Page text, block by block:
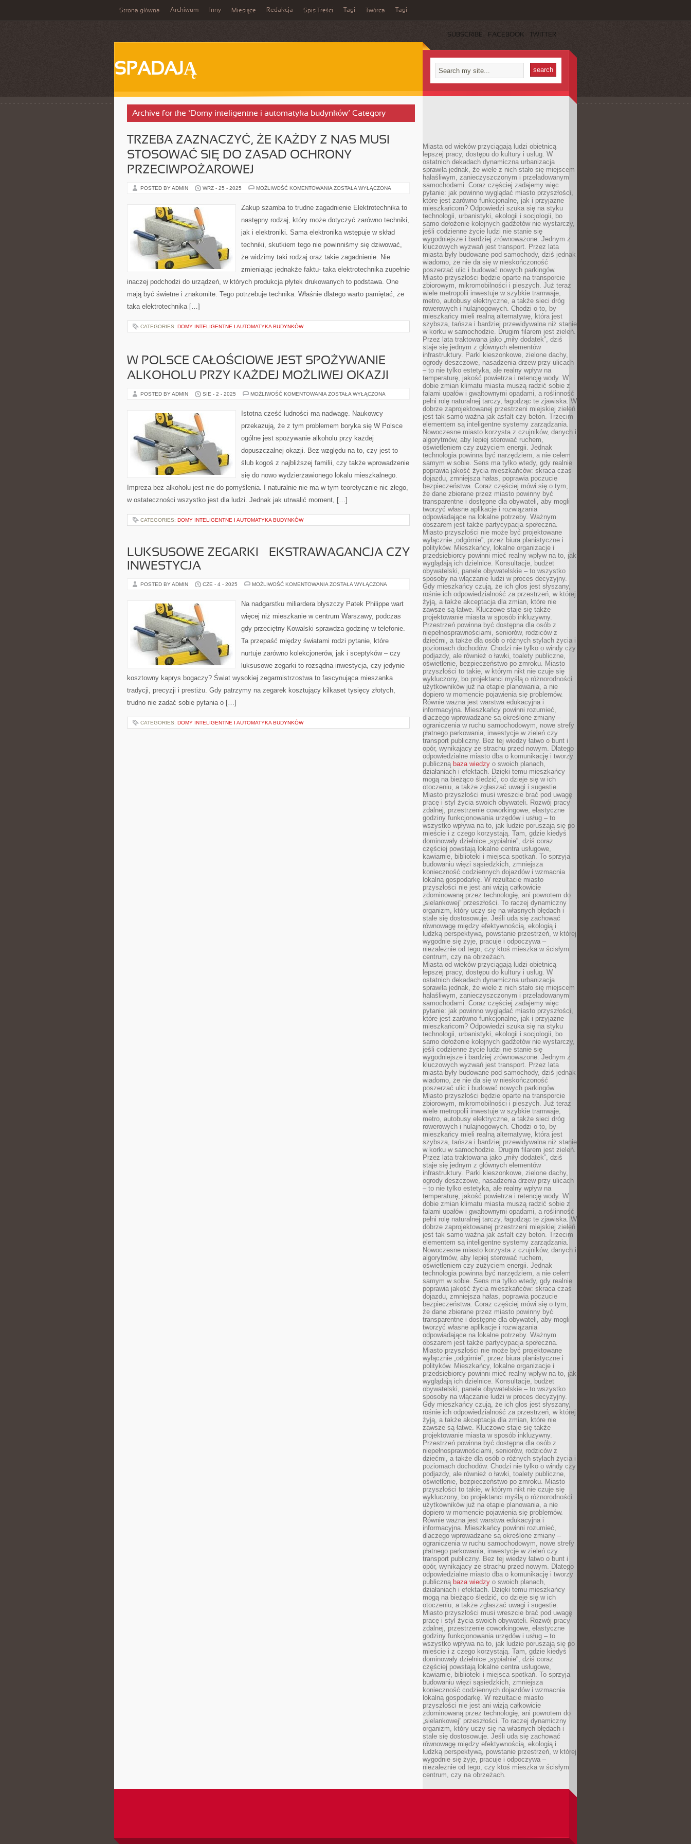
Strona główna Archiwum Inny Miesiące Redakcja Spis Treści Tagi Twórca Tagi
SUBSCRIBE FACEBOOK TWITTER
SPADAJĄ
Archive for the ‘Domy inteligentne i automatyka budynków’ Category
TRZEBA ZAZNACZYĆ, ŻE KAŻDY Z NAS MUSI
STOSOWAĆ SIĘ DO ZASAD OCHRONY
PRZECIWPOŻAROWEJ
POSTED BY ADMIN WRZ - 25 - 2025 MOŻLIWOŚĆ KOMENTOWANIA TRZEBA
KAŻDY
Z
MUSI
SIĘ
ZASAD
OCHRONY
PRZECIWPOŻAROWEJ
ZOSTAŁA WYŁĄCZONA
Zakup szamba to trudne zagadnienie Elektrotechnika to
następny rodzaj, który może dotyczyć zarówno techniki,
jak i elektroniki. Sama elektronika wstępuje w skład
techniki, skutkiem tego nie powinniśmy się dziwować,
że widzimy taki rodzaj oraz takie zagadnienie. Nie
zmieniając jednakże faktu- taka elektrotechnika zupełnie
inaczej podchodzi do urządzeń, w których produkcja płytek drukowanych to podstawa. One
mają być świetne i znakomite. Tego potrzebuje technika. Właśnie dlatego warto pamiętać, że
taka elektrotechnika […]
CATEGORIES: DOMY INTELIGENTNE I AUTOMATYKA BUDYNKÓW
W POLSCE CAŁOŚCIOWE JEST SPOŻYWANIE
ALKOHOLU PRZY KAŻDEJ MOŻLIWEJ OKAZJI
POSTED BY ADMIN SIE - 2 - 2025 MOŻLIWOŚĆ KOMENTOWANIA W
JEST
SPOŻYWANIE
PRZY
MOŻLIWEJ
ZOSTAŁA WYŁĄCZONA
Istotna cześć ludności ma nadwagę. Naukowcy
przekazują, że z tym problemem boryka się W Polsce
ogólne jest spożywanie alkoholu przy każdej
dopuszczalnej okazji. Bez względu na to, czy jest to
ślub kogoś z najbliższej familii, czy także wprowadzenie
się do nowo wydzierżawionego lokalu mieszkalnego.
Impreza bez alkoholu jest nie do pomyślenia. I naturalnie nie ma w tym teoretycznie nic złego,
w ostateczności wszystko jest dla ludzi. Jednak jak utrwalić moment, […]
CATEGORIES: DOMY INTELIGENTNE I AUTOMATYKA BUDYNKÓW
LUKSUSOWE ZEGARKI – EKSTRAWAGANCJA CZY
INWESTYCJA
POSTED BY ADMIN CZE - 4 - 2025 MOŻLIWOŚĆ KOMENTOWANIA LUKSUSOWE
EKSTRAWAGANCJA
CZY
ZOSTAŁA WYŁĄCZONA
Na nadgarstku miliardera błyszczy Patek Philippe wart
więcej niż mieszkanie w centrum Warszawy, podczas
gdy przeciętny Kowalski sprawdza godzinę w telefonie.
Ta przepaść między światami rodzi pytanie, które
nurtuje zarówno kolekcjonerów, jak i sceptyków – czy
luksusowe zegarki to rozsądna inwestycja, czy jedynie
kosztowny kaprys bogaczy? Świat wysokiej zegarmistrzostwa to fascynująca mieszanka
tradycji, precyzji i prestiżu. Gdy patrzymy na zegarek kosztujący kilkaset tysięcy złotych,
trudno nie zadać sobie pytania o […]
CATEGORIES: DOMY INTELIGENTNE I AUTOMATYKA BUDYNKÓW
Miasta od wieków przyciągają ludzi obietnicą
lepszej pracy, dostępu do kultury i usług. W
ostatnich dekadach dynamiczna urbanizacja
sprawiła jednak, że wiele z nich stało się miejscem
hałaśliwym, zanieczyszczonym i przeładowanym
samochodami. Coraz częściej zadajemy więc
pytanie: jak powinno wyglądać miasto przyszłości,
które jest zarówno funkcjonalne, jak i przyjazne
mieszkańcom? Odpowiedzi szuka się na styku
technologii, urbanistyki, ekologii i socjologii, bo
samo dołożenie kolejnych gadżetów nie wystarczy,
jeśli codzienne życie ludzi nie stanie się
wygodniejsze i bardziej zrównoważone. Jednym z
kluczowych wyzwań jest transport. Przez lata
miasta były budowane pod samochody, dziś jednak
wiadomo, że nie da się w nieskończoność
poszerzać ulic i budować nowych parkingów.
Miasto przyszłości będzie oparte na transporcie
zbiorowym, mikromobilności i pieszych. Już teraz
wiele metropolii inwestuje w szybkie tramwaje,
metro, autobusy elektryczne, a także sieci dróg
rowerowych i hulajnogowych. Chodzi o to, by
mieszkańcy mieli realną alternatywę, która jest
szybsza, tańsza i bardziej przewidywalna niż stanie
w korku w samochodzie. Drugim filarem jest zieleń.
Przez lata traktowana jako „miły dodatek”, dziś
staje się jednym z głównych elementów
infrastruktury. Parki kieszonkowe, zielone dachy,
ogrody deszczowe, nasadzenia drzew przy ulicach
– to nie tylko estetyka, ale realny wpływ na
temperaturę, jakość powietrza i retencję wody. W
dobie zmian klimatu miasta muszą radzić sobie z
falami upałów i gwałtownymi opadami, a roślinność
pełni rolę naturalnej tarczy, łagodząc te zjawiska. W
dobrze zaprojektowanej przestrzeni miejskiej zieleń
jest tak samo ważna jak asfalt czy beton. Trzecim
elementem są inteligentne systemy zarządzania.
Nowoczesne miasto korzysta z czujników, danych i
algorytmów, aby lepiej sterować ruchem,
oświetleniem czy zużyciem energii. Jednak
technologia powinna być narzędziem, a nie celem
samym w sobie. Sens ma tylko wtedy, gdy realnie
poprawia jakość życia mieszkańców: skraca czas
dojazdu, zmniejsza hałas, poprawia poczucie
bezpieczeństwa. Coraz częściej mówi się o tym,
że dane zbierane przez miasto powinny być
transparentne i dostępne dla obywateli, aby mogli
tworzyć własne aplikacje i rozwiązania
odpowiadające na lokalne potrzeby. Ważnym
obszarem jest także partycypacja społeczna.
Miasto przyszłości nie może być projektowane
wyłącznie „odgórnie”, przez biura planistyczne i
polityków. Mieszkańcy, lokalne organizacje i
przedsiębiorcy powinni mieć realny wpływ na to, jak
wyglądają ich dzielnice. Konsultacje, budżet
obywatelski, panele obywatelskie – to wszystko
sposoby na włączanie ludzi w proces decyzyjny.
Gdy mieszkańcy czują, że ich głos jest słyszany,
rośnie ich odpowiedzialność za przestrzeń, w której
żyją, a także akceptacja dla zmian, które nie
zawsze są łatwe. Kluczowe staje się także
projektowanie miasta w sposób inkluzywny.
Przestrzeń powinna być dostępna dla osób z
niepełnosprawnościami, seniorów, rodziców z
dziećmi, a także dla osób o różnych stylach życia i
poziomach dochodów. Chodzi nie tylko o windy czy
podjazdy, ale również o ławki, toalety publiczne,
oświetlenie, bezpieczeństwo po zmroku. Miasto
przyszłości to takie, w którym nikt nie czuje się
wykluczony, bo projektanci myślą o różnorodności
użytkowników już na etapie planowania, a nie
dopiero w momencie pojawienia się problemów.
Równie ważna jest warstwa edukacyjna i
informacyjna. Mieszkańcy powinni rozumieć,
dlaczego wprowadzane są określone zmiany –
ograniczenia w ruchu samochodowym, nowe strefy
płatnego parkowania, inwestycje w zieleń czy
transport publiczny. Bez tej wiedzy łatwo o bunt i
opór, wynikający ze strachu przed nowym. Dlatego
odpowiedzialne miasto dba o komunikację i tworzy
publiczną baza wiedzy o swoich planach,
działaniach i efektach. Dzięki temu mieszkańcy
mogą na bieżąco śledzić, co dzieje się w ich
otoczeniu, a także zgłaszać uwagi i sugestie.
Miasto przyszłości musi wreszcie brać pod uwagę
pracę i styl życia swoich obywateli. Rozwój pracy
zdalnej, przestrzenie coworkingowe, elastyczne
godziny funkcjonowania urzędów i usług – to
wszystko wpływa na to, jak ludzie poruszają się po
mieście i z czego korzystają. Tam, gdzie kiedyś
dominowały dzielnice „sypialnie”, dziś coraz
częściej powstają lokalne centra usługowe,
kawiarnie, biblioteki i miejsca spotkań. To sprzyja
budowaniu więzi sąsiedzkich, zmniejsza
konieczność codziennych dojazdów i wzmacnia
lokalną gospodarkę. W rezultacie miasto
przyszłości nie jest ani wizją całkowicie
zdominowaną przez technologię, ani powrotem do
„sielankowej” przeszłości. To raczej dynamiczny
organizm, który uczy się na własnych błędach i
stale się dostosowuje. Jeśli uda się zachować
równowagę między efektywnością, ekologią i
ludzką perspektywą, powstanie przestrzeń, w której
wygodnie się żyje, pracuje i odpoczywa –
niezależnie od tego, czy ktoś mieszka w ścisłym
centrum, czy na obrzeżach.
Miasta od wieków przyciągają ludzi obietnicą
lepszej pracy, dostępu do kultury i usług. W
ostatnich dekadach dynamiczna urbanizacja
sprawiła jednak, że wiele z nich stało się miejscem
hałaśliwym, zanieczyszczonym i przeładowanym
samochodami. Coraz częściej zadajemy więc
pytanie: jak powinno wyglądać miasto przyszłości,
które jest zarówno funkcjonalne, jak i przyjazne
mieszkańcom? Odpowiedzi szuka się na styku
technologii, urbanistyki, ekologii i socjologii, bo
samo dołożenie kolejnych gadżetów nie wystarczy,
jeśli codzienne życie ludzi nie stanie się
wygodniejsze i bardziej zrównoważone. Jednym z
kluczowych wyzwań jest transport. Przez lata
miasta były budowane pod samochody, dziś jednak
wiadomo, że nie da się w nieskończoność
poszerzać ulic i budować nowych parkingów.
Miasto przyszłości będzie oparte na transporcie
zbiorowym, mikromobilności i pieszych. Już teraz
wiele metropolii inwestuje w szybkie tramwaje,
metro, autobusy elektryczne, a także sieci dróg
rowerowych i hulajnogowych. Chodzi o to, by
mieszkańcy mieli realną alternatywę, która jest
szybsza, tańsza i bardziej przewidywalna niż stanie
w korku w samochodzie. Drugim filarem jest zieleń.
Przez lata traktowana jako „miły dodatek”, dziś
staje się jednym z głównych elementów
infrastruktury. Parki kieszonkowe, zielone dachy,
ogrody deszczowe, nasadzenia drzew przy ulicach
– to nie tylko estetyka, ale realny wpływ na
temperaturę, jakość powietrza i retencję wody. W
dobie zmian klimatu miasta muszą radzić sobie z
falami upałów i gwałtownymi opadami, a roślinność
pełni rolę naturalnej tarczy, łagodząc te zjawiska. W
dobrze zaprojektowanej przestrzeni miejskiej zieleń
jest tak samo ważna jak asfalt czy beton. Trzecim
elementem są inteligentne systemy zarządzania.
Nowoczesne miasto korzysta z czujników, danych i
algorytmów, aby lepiej sterować ruchem,
oświetleniem czy zużyciem energii. Jednak
technologia powinna być narzędziem, a nie celem
samym w sobie. Sens ma tylko wtedy, gdy realnie
poprawia jakość życia mieszkańców: skraca czas
dojazdu, zmniejsza hałas, poprawia poczucie
bezpieczeństwa. Coraz częściej mówi się o tym,
że dane zbierane przez miasto powinny być
transparentne i dostępne dla obywateli, aby mogli
tworzyć własne aplikacje i rozwiązania
odpowiadające na lokalne potrzeby. Ważnym
obszarem jest także partycypacja społeczna.
Miasto przyszłości nie może być projektowane
wyłącznie „odgórnie”, przez biura planistyczne i
polityków. Mieszkańcy, lokalne organizacje i
przedsiębiorcy powinni mieć realny wpływ na to, jak
wyglądają ich dzielnice. Konsultacje, budżet
obywatelski, panele obywatelskie – to wszystko
sposoby na włączanie ludzi w proces decyzyjny.
Gdy mieszkańcy czują, że ich głos jest słyszany,
rośnie ich odpowiedzialność za przestrzeń, w której
żyją, a także akceptacja dla zmian, które nie
zawsze są łatwe. Kluczowe staje się także
projektowanie miasta w sposób inkluzywny.
Przestrzeń powinna być dostępna dla osób z
niepełnosprawnościami, seniorów, rodziców z
dziećmi, a także dla osób o różnych stylach życia i
poziomach dochodów. Chodzi nie tylko o windy czy
podjazdy, ale również o ławki, toalety publiczne,
oświetlenie, bezpieczeństwo po zmroku. Miasto
przyszłości to takie, w którym nikt nie czuje się
wykluczony, bo projektanci myślą o różnorodności
użytkowników już na etapie planowania, a nie
dopiero w momencie pojawienia się problemów.
Równie ważna jest warstwa edukacyjna i
informacyjna. Mieszkańcy powinni rozumieć,
dlaczego wprowadzane są określone zmiany –
ograniczenia w ruchu samochodowym, nowe strefy
płatnego parkowania, inwestycje w zieleń czy
transport publiczny. Bez tej wiedzy łatwo o bunt i
opór, wynikający ze strachu przed nowym. Dlatego
odpowiedzialne miasto dba o komunikację i tworzy
publiczną baza wiedzy o swoich planach,
działaniach i efektach. Dzięki temu mieszkańcy
mogą na bieżąco śledzić, co dzieje się w ich
otoczeniu, a także zgłaszać uwagi i sugestie.
Miasto przyszłości musi wreszcie brać pod uwagę
pracę i styl życia swoich obywateli. Rozwój pracy
zdalnej, przestrzenie coworkingowe, elastyczne
godziny funkcjonowania urzędów i usług – to
wszystko wpływa na to, jak ludzie poruszają się po
mieście i z czego korzystają. Tam, gdzie kiedyś
dominowały dzielnice „sypialnie”, dziś coraz
częściej powstają lokalne centra usługowe,
kawiarnie, biblioteki i miejsca spotkań. To sprzyja
budowaniu więzi sąsiedzkich, zmniejsza
konieczność codziennych dojazdów i wzmacnia
lokalną gospodarkę. W rezultacie miasto
przyszłości nie jest ani wizją całkowicie
zdominowaną przez technologię, ani powrotem do
„sielankowej” przeszłości. To raczej dynamiczny
organizm, który uczy się na własnych błędach i
stale się dostosowuje. Jeśli uda się zachować
równowagę między efektywnością, ekologią i
ludzką perspektywą, powstanie przestrzeń, w której
wygodnie się żyje, pracuje i odpoczywa –
niezależnie od tego, czy ktoś mieszka w ścisłym
centrum, czy na obrzeżach.